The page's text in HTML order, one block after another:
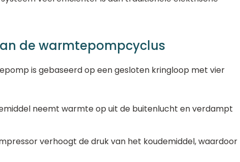
de warmtepompcyclus
is gebaseerd op een gesloten kringloop met vier
neemt warmte op uit de buitenlucht en verdampt
verhoogt de druk van het koudemiddel, waardoor